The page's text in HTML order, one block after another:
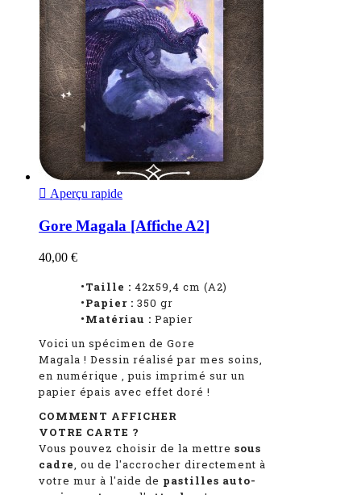
 Aperçu rapide
Gore Magala [Affiche A2]
40,00 €
•Taille : 42x59,4 cm (A2)
•Papier : 350 gr
•Matériau : Papier
Voici un spécimen de Gore
Magala ! Dessin réalisé par mes soins,
en numérique
, puis imprimé sur un
papier épais avec effet doré !
COMMENT AFFICHER
VOTRE CARTE ?
Vous pouvez choisir de la mettre sous
cadre , ou de l'accrocher directement à
votre mur à l'aide de pastilles auto-